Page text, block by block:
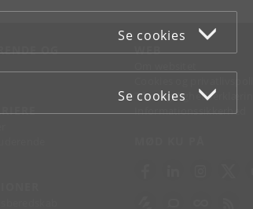
Se cookies
Se cookies
OG
WEB
Tilgængelighedserklæring
Informationssikkerhed